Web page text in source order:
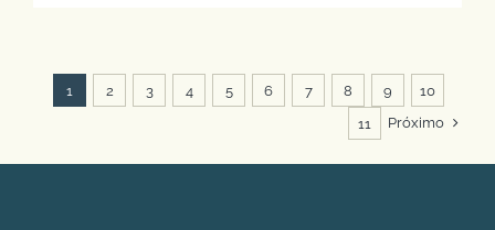
1 2 3 4 5 6 7 8 9
10
11
Próximo